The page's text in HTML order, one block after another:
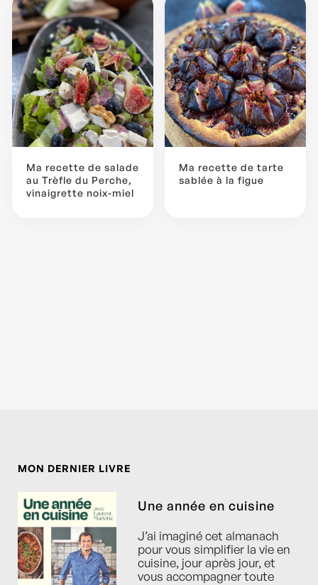
Ma recette de salade
au Trèfle du Perche,
vinaigrette noix-miel
Ma recette de tarte
sablée à la figue
MON DERNIER LIVRE
Une année en cuisine
J’ai imaginé cet almanach
pour vous simplifier la vie en
cuisine, jour après jour, et
vous accompagner toute